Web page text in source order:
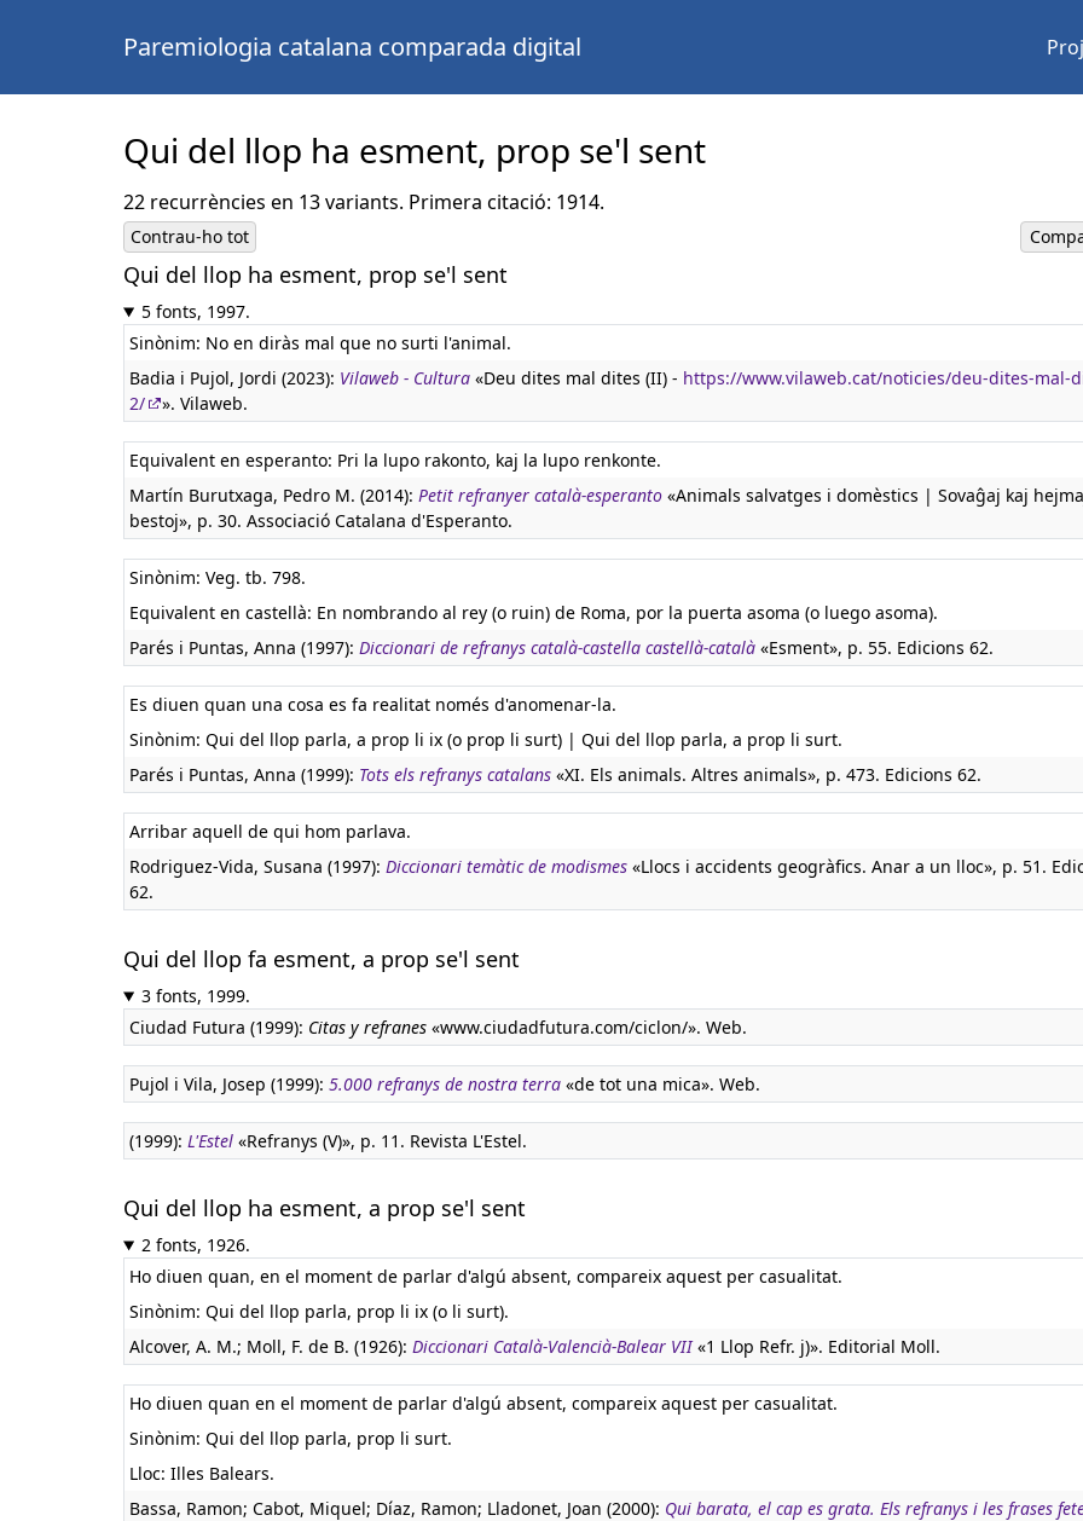
Paremiologia catalana comparada digital
Qui del llop ha esment, prop se'l sent
22 recurrències en 13 variants. Primera citació: 1914.
Contrau-ho tot
Qui del llop ha esment, prop se'l sent
5 fonts, 1997.
Sinònim: No en diràs mal que no surti l'animal.
Badia i Pujol, Jordi (2023): Vilaweb - Cultura «Deu dites mal dites (II) - https://www.vilaweb.cat/noticies/deu-dites-mal-
2/
». Vilaweb.
Equivalent en esperanto: Pri la lupo rakonto, kaj la lupo renkonte.
Martín Burutxaga, Pedro M. (2014): Petit refranyer català-esperanto «Animals salvatges i domèstics | Sovaĝaj kaj
bestoj», p. 30. Associació Catalana d'Esperanto.
Sinònim: Veg. tb. 798.
Equivalent en castellà: En nombrando al rey (o ruin) de Roma, por la puerta asoma (o luego asoma).
Parés i Puntas, Anna (1997): Diccionari de refranys català-castella castellà-català «Esment», p. 55. Edicions 62.
Es diuen quan una cosa es fa realitat només d'anomenar-la.
Sinònim: Qui del llop parla, a prop li ix (o prop li surt) | Qui del llop parla, a prop li surt.
Parés i Puntas, Anna (1999): Tots els refranys catalans «XI. Els animals. Altres animals», p. 473. Edicions 62.
Arribar aquell de qui hom parlava.
Rodriguez-Vida, Susana (1997): Diccionari temàtic de modismes «Llocs i accidents geogràfics. Anar a un lloc», p. 51.
62.
Qui del llop fa esment, a prop se'l sent
3 fonts, 1999.
Ciudad Futura (1999): Citas y refranes «www.ciudadfutura.com/ciclon/». Web.
Pujol i Vila, Josep (1999): 5.000 refranys de nostra terra «de tot una mica». Web.
(1999): L'Estel «Refranys (V)», p. 11. Revista L'Estel.
Qui del llop ha esment, a prop se'l sent
2 fonts, 1926.
Ho diuen quan, en el moment de parlar d'algú absent, compareix aquest per casualitat.
Sinònim: Qui del llop parla, prop li ix (o li surt).
Alcover, A. M.; Moll, F. de B. (1926): Diccionari Català-Valencià-Balear VII«1 Llop Refr. j)». Editorial Moll.
Ho diuen quan en el moment de parlar d'algú absent, compareix aquest per casualitat.
Sinònim: Qui del llop parla, prop li surt.
Lloc: Illes Balears.
Bassa, Ramon; Cabot, Miquel; Díaz, Ramon; Lladonet, Joan (2000): Qui barata, el cap es grata. Els refranys i les frases